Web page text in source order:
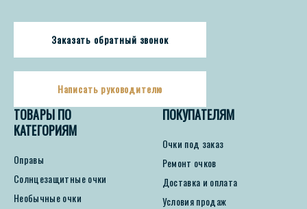
ТОВАРЫ ПО
КАТЕГОРИЯМ
Оправы
Солнцезащитные очки
Необычные очки
ПОКУПАТЕЛЯМ
Очки под заказ
Ремонт очков
Доставка и оплата
Условия продаж
Заказать обратный звонок
Написать руководителю